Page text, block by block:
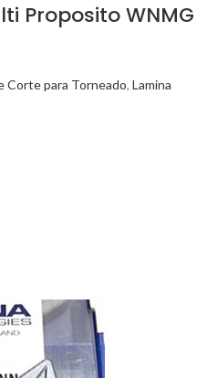
Proposito WNMG
Corte para Torneado, Lamina